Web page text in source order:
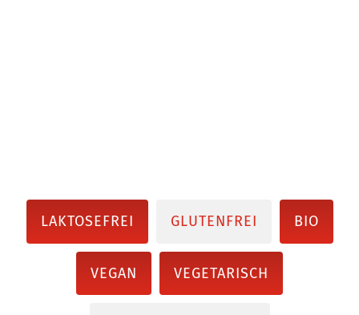
LAKTOSEFREI GLUTENFREI BIO
VEGAN VEGETARISCH